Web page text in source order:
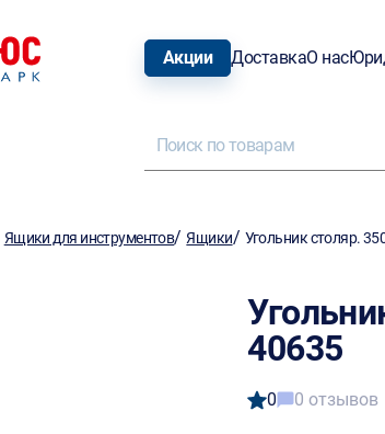
Акции ДоставкаО нас
Ящики для инструментов/Ящики/ Угольник столяр.
40635
0 0 отзывов